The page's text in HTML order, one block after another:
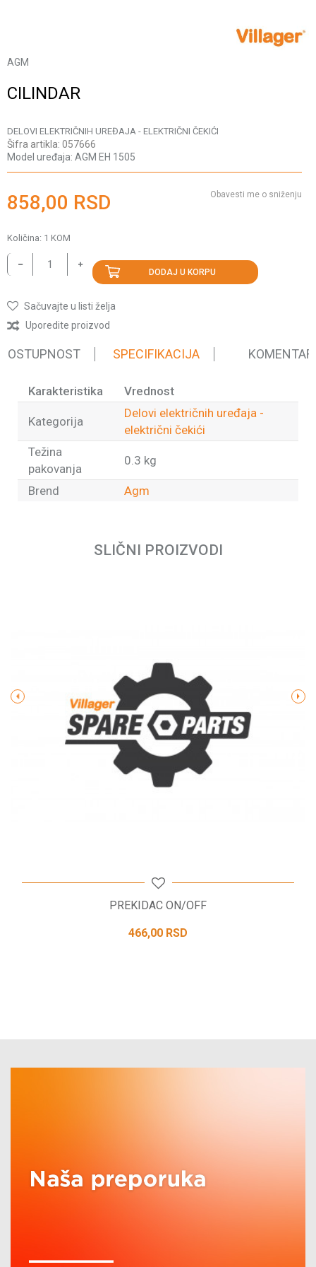
AGM
CILINDAR
DELOVI ELEKTRIČNIH UREĐAJA - ELEKTRIČNI ČEKIĆI
Šifra artikla: 057666
Model uređaja: AGM EH 1505
858,00 RSD Obavesti me o sniženju
Količina: 1 KOM
DODAJ U KORPU
Sačuvajte u listi želja
Uporedite proizvod
SPECIFIKACIJA
Karakteristika Vrednost
Kategorija
Delovi električnih uređaja -
električni čekići
Težina
pakovanja
0.3 kg
Brend Agm
POŠALJI
SLIČNI PROIZVODI
PREKIDAC ON/OFF
466,00 RSD